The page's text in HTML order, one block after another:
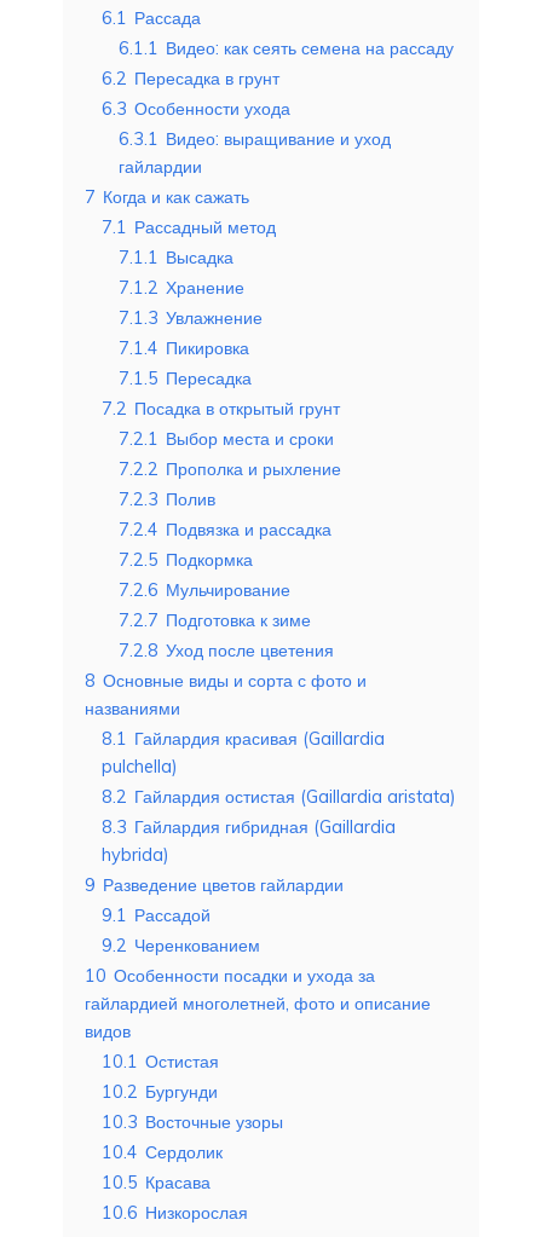
6.1 Рассада
6.1.1 Видео: как сеять семена на рассаду
6.2 Пересадка в грунт
6.3 Особенности ухода
6.3.1 Видео: выращивание и уход
гайлардии
7 Когда и как сажать
7.1 Рассадный метод
7.1.1 Высадка
7.1.2 Хранение
7.1.3 Увлажнение
7.1.4 Пикировка
7.1.5 Пересадка
7.2 Посадка в открытый грунт
7.2.1 Выбор места и сроки
7.2.2 Прополка и рыхление
7.2.3 Полив
7.2.4 Подвязка и рассадка
7.2.5 Подкормка
7.2.6 Мульчирование
7.2.7 Подготовка к зиме
7.2.8 Уход после цветения
8 Основные виды и сорта с фото и
названиями
8.1 Гайлардия красивая (Gaillardia
pulchella)
8.2 Гайлардия остистая (Gaillardia aristata)
8.3 Гайлардия гибридная (Gaillardia
hybrida)
9 Разведение цветов гайлардии
9.1 Рассадой
9.2 Черенкованием
10 Особенности посадки и ухода за
гайлардией многолетней, фото и описание
видов
10.1 Остистая
10.2 Бургунди
10.3 Восточные узоры
10.4 Сердолик
10.5 Красава
10.6 Низкорослая